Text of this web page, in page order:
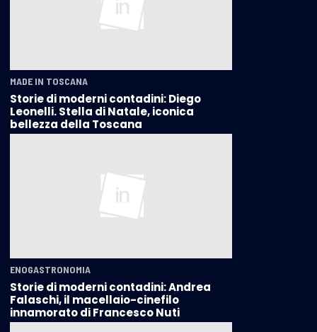
MADE IN TOSCANA
Storie di moderni contadini: Diego
Leonelli. Stella di Natale, iconica
bellezza della Toscana
ENOGASTRONOMIA
Storie di moderni contadini: Andrea
Falaschi, il macellaio-cinefilo
innamorato di Francesco Nuti